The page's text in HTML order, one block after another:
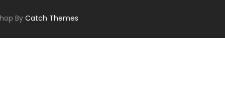
By Catch Themes